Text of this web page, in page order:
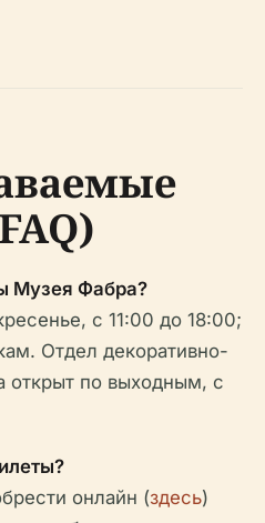
Музея Фабра?
с 11:00 до 18:00;
Отдел декоративно-
открыт по выходным, с
онлайн (здесь)